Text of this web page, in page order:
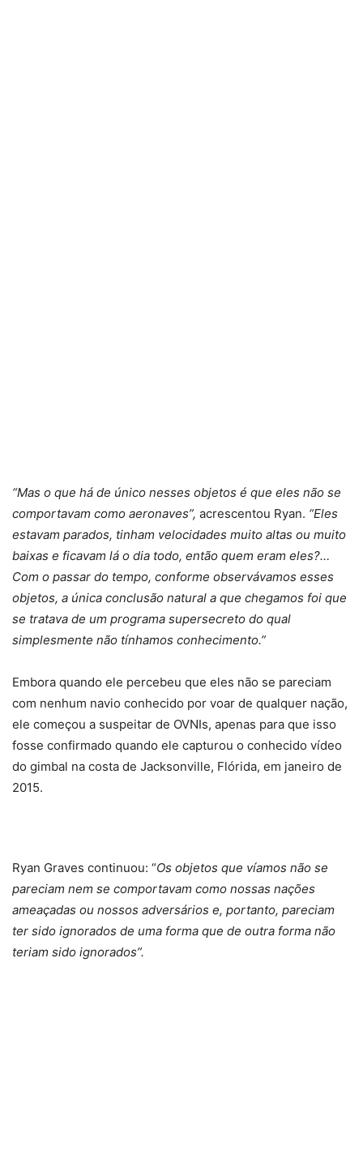
“Mas o que há de único nesses objetos é que eles não se
comportavam como aeronaves”, acrescentou Ryan. “Eles
estavam parados, tinham velocidades muito altas ou muito
baixas e ficavam lá o dia todo, então quem eram eles?…
Com o passar do tempo, conforme observávamos esses
objetos, a única conclusão natural a que chegamos foi que
se tratava de um programa supersecreto do qual
simplesmente não tínhamos conhecimento.”
Embora quando ele percebeu que eles não se pareciam
com nenhum navio conhecido por voar de qualquer nação,
ele começou a suspeitar de OVNIs, apenas para que isso
fosse confirmado quando ele capturou o conhecido vídeo
do gimbal na costa de Jacksonville, Flórida, em janeiro de
2015.
Ryan Graves continuou: “Os objetos que víamos não se
pareciam nem se comportavam como nossas nações
ameaçadas ou nossos adversários e, portanto, pareciam
ter sido ignorados de uma forma que de outra forma não
teriam sido ignorados”.